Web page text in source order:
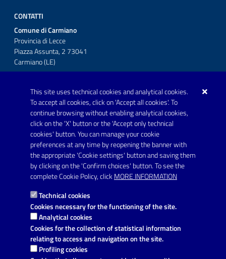
This site uses technical cookies and analytical cookies.
To accept all cookies, click on 'Accept all cookies'. To
continue browsing without enabling analytical cookies,
click on the 'X' button or the 'Accept only technical
cookies' button. You can manage your cookie
preferences at any time by reopening the banner with
the appropriate 'Cookie settings' button and saving them
by clicking on the 'Confirm choices' button. To see the
complete Cookie Policy, click MORE INFORMATION
Technical cookies
Cookies necessary for the functioning of the site.
Analytical cookies
Cookies for the collection of statistical information
relating to access and navigation on the site.
Profiling cookies
CONTATTI
Comune di Carmiano
Provincia di Lecce
Piazza Assunta, 2 73041
Carmiano (LE)
Posta Elettronica Certificata:
protocollo.comunecarmiano@pec.rupar.puglia.it
URP - Ufficio Relazioni con il Pubblico
Link utili
Informativa privacy
Dichiarazione di accessibilità
Note legali
Domande frequenti